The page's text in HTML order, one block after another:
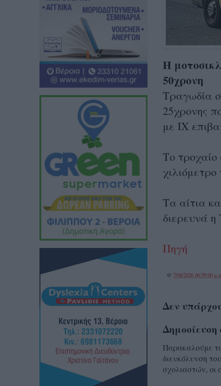
Η
50χρονη
Τραγωδία
25χρονης
με ΙΧ
Το τροχαίο
Τα αίτια
διερευνά
Πηγή
@ 7/08/2026 06:59:00
Δεν
Δημοσίευση
Παρακαλούμε
διευκόλυνση
σχολιαστών, οι